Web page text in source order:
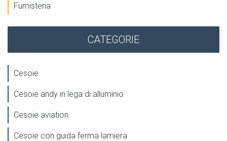
Fumisteria
CATEGORIE
Cesoie
Cesoie andy in lega di alluminio
Cesoie aviation
Cesoie con guida ferma lamiera